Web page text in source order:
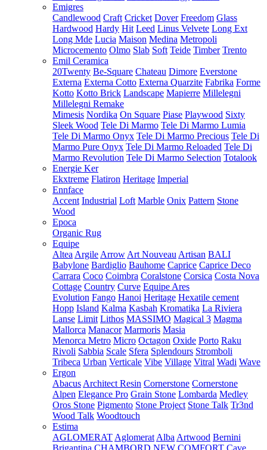
Emigres
Candlewood Craft Cricket Dover Freedom Glass
Hardwood Hardy Hit Leed Linus Velvete Long Ext
Long Mde Lucia Maison Medina Metropoli
Microcemento Olmo Slab Soft Teide Timber Trento
Emil Ceramica
20Twenty Be-Square Chateau Dimore Everstone
Externa Externa Cotto Externa Quarzite Fabrika Forme
Kotto Kotto Brick Landscape Mapierre Millelegni
Millelegni Remake
Mimesis Nordika On Square Piase Playwood Sixty
Sleek Wood Tele Di Marmo Tele Di Marmo Lumia
Tele Di Marmo Onyx Tele Di Marmo Precious Tele Di
Marmo Pure Onyx Tele Di Marmo Reloaded Tele Di
Marmo Revolution Tele Di Marmo Selection Totalook
Energie Ker
Ekxtreme Flatiron Heritage Imperial
Ennface
Accent Industrial Loft Marble Onix Pattern Stone
Wood
Epoca
Organic Rug
Equipe
Altea Argile Arrow Art Nouveau Artisan BALI
Babylone Bardiglio Bauhome Caprice Caprice Deco
Carrara Coco Coimbra Coralstone Corsica Costa Nova
Cottage Country Curve Equipe Ares
Evolution Fango Hanoi Heritage Hexatile cement
Hopp Island Kalma Kasbah Kromatika La Riviera
Lanse Limit Lithos MASSIMO Magical 3 Magma
Mallorca Manacor Marmoris Masia
Menorca Metro Micro Octagon Oxide Porto Raku
Rivoli Sabbia Scale Sfera Splendours Stromboli
Tribeca Urban Verticale Vibe Village Vitral Wadi Wave
Ergon
Abacus Architect Resin Cornerstone Cornerstone
Alpen Elegance Pro Grain Stone Lombarda Medley
Oros Stone Pigmento Stone Project Stone Talk Tr3nd
Wood Talk Woodtouch
Estima
AGLOMERAT Aglomerat Alba Artwood Bernini